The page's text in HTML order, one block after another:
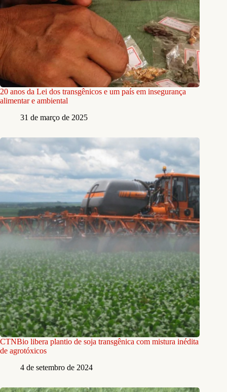
20 anos da Lei dos transgênicos e um país em insegurança
alimentar e ambiental
31 de março de 2025
CTNBio libera plantio de soja transgênica com mistura inédita
de agrotóxicos
4 de setembro de 2024